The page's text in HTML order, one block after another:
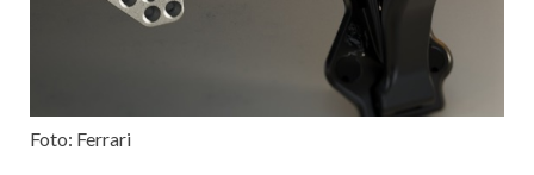
Foto: Ferrari